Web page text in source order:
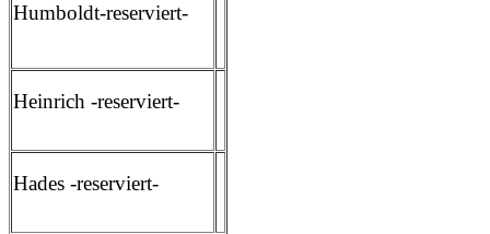
Humboldt-reserviert-
Heinrich -reserviert-
Hades -reserviert-